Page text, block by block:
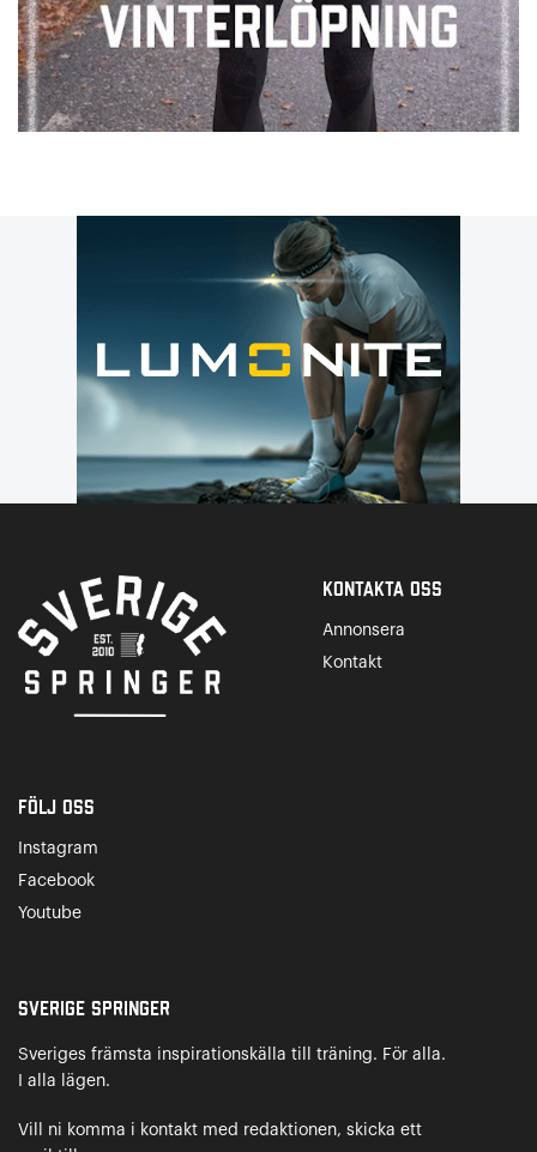
Kontakta Oss
Annonsera
Kontakt
Följ oss
Instagram
Facebook
Youtube
Sverige Springer
Sveriges främsta inspirationskälla till träning. För alla.
I alla lägen.
Vill ni komma i kontakt med redaktionen, skicka ett